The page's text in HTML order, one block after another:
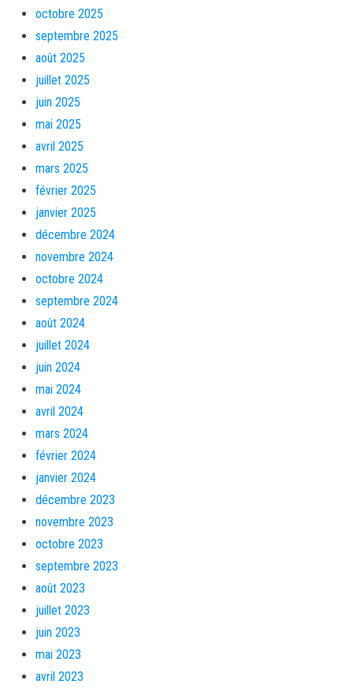
octobre 2025
septembre 2025
août 2025
juillet 2025
juin 2025
mai 2025
avril 2025
mars 2025
février 2025
janvier 2025
décembre 2024
novembre 2024
octobre 2024
septembre 2024
août 2024
juillet 2024
juin 2024
mai 2024
avril 2024
mars 2024
février 2024
janvier 2024
décembre 2023
novembre 2023
octobre 2023
septembre 2023
août 2023
juillet 2023
juin 2023
mai 2023
avril 2023